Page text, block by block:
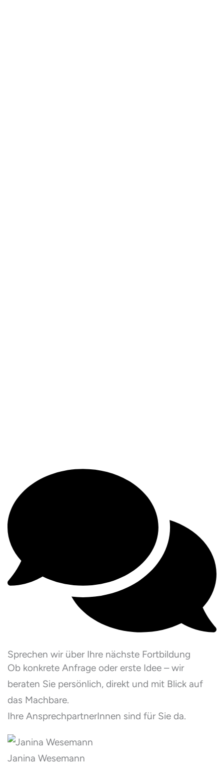
Sprechen wir über Ihre nächste Fortbildung
Ob konkrete Anfrage oder erste Idee – wir
beraten Sie persönlich, direkt und mit Blick auf
das Machbare.
Ihre AnsprechpartnerInnen sind für Sie da.
Janina Wesemann